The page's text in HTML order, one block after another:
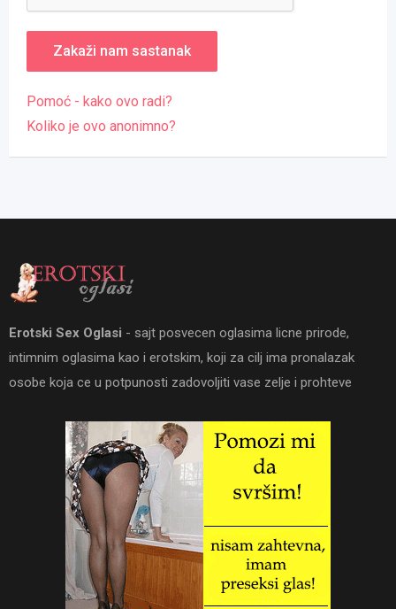
Pomoć - kako ovo radi?
Koliko je ovo anonimno?
Erotski Sex Oglasi - sajt posvecen oglasima licne prirode,
intimnim oglasima kao i erotskim, koji za cilj ima pronalazak
osobe koja ce u potpunosti zadovoljiti vase zelje i prohteve